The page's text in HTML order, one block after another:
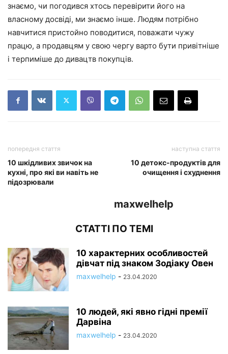
знаємо, чи погодився хтось перевірити його на
власному досвіді, ми знаємо інше. Людям потрібно
навчитися пристойно поводитися, поважати чужу
працю, а продавцям у свою чергу варто бути привітніше
і терпиміше до дивацтв покупців.
попередня стаття
10 шкідливих звичок на
кухні, про які ви навіть не
підозрювали
наступна стаття
10 детокс-продуктів для
очищення і схуднення
maxwelhelp
СТАТТІ ПО ТЕМІ
10 характерних особливостей
дівчат під знаком Зодіаку Овен
maxwelhelp - 23.04.2020
10 людей, які явно гідні премії
Дарвіна
maxwelhelp - 23.04.2020